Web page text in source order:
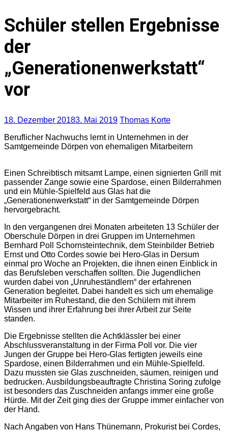
Schüler stellen Ergebnisse
der
„Generationenwerkstatt“
vor
18. Dezember 20183. Mai 2019 Thomas Korte
Beruflicher Nachwuchs lernt in Unternehmen in der
Samtgemeinde Dörpen von ehemaligen Mitarbeitern
Einen Schreibtisch mitsamt Lampe, einen signierten Grill mit
passender Zange sowie eine Spardose, einen Bilderrahmen
und ein Mühle-Spielfeld aus Glas hat die
„Generationenwerkstatt“ in der Samtgemeinde Dörpen
hervorgebracht.
In den vergangenen drei Monaten arbeiteten 13 Schüler der
Oberschule Dörpen in drei Gruppen im Unternehmen
Bernhard Poll Schornsteintechnik, dem Steinbilder Betrieb
Ernst und Otto Cordes sowie bei Hero-Glas in Dersum
einmal pro Woche an Projekten, die ihnen einen Einblick in
das Berufsleben verschaffen sollten. Die Jugendlichen
wurden dabei von „Unruheständlern“ der erfahrenen
Generation begleitet. Dabei handelt es sich um ehemalige
Mitarbeiter im Ruhestand, die den Schülern mit ihrem
Wissen und ihrer Erfahrung bei ihrer Arbeit zur Seite
standen.
Die Ergebnisse stellten die Achtklässler bei einer
Abschlussveranstaltung in der Firma Poll vor. Die vier
Jungen der Gruppe bei Hero-Glas fertigten jeweils eine
Spardose, einen Bilderrahmen und ein Mühle-Spielfeld.
Dazu mussten sie Glas zuschneiden, säumen, reinigen und
bedrucken. Ausbildungsbeauftragte Christina Soring zufolge
ist besonders das Zuschneiden anfangs immer eine große
Hürde. Mit der Zeit ging dies der Gruppe immer einfacher von
der Hand.
Nach Angaben von Hans Thünemann, Prokurist bei Cordes,